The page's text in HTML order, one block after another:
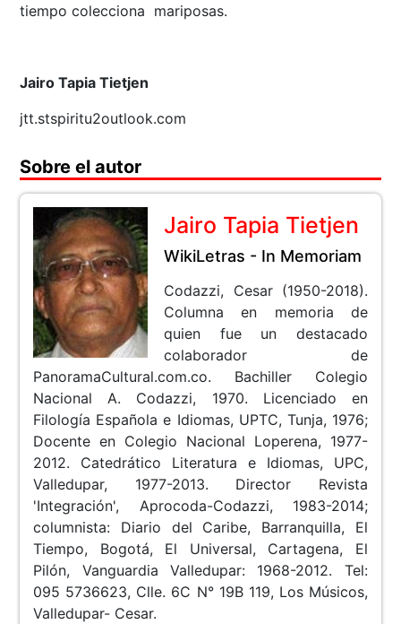
tiempo colecciona mariposas.
Jairo Tapia Tietjen
jtt.stspiritu2outlook.com
Sobre el autor
Jairo Tapia Tietjen
WikiLetras - In Memoriam
Codazzi, Cesar (1950-2018).
Columna en memoria de
quien fue un destacado
colaborador de
PanoramaCultural.com.co. Bachiller Colegio
Nacional A. Codazzi, 1970. Licenciado en
Filología Española e Idiomas, UPTC, Tunja, 1976;
Docente en Colegio Nacional Loperena, 1977-
2012. Catedrático Literatura e Idiomas, UPC,
Valledupar, 1977-2013. Director Revista
'Integración', Aprocoda-Codazzi, 1983-2014;
columnista: Diario del Caribe, Barranquilla, El
Tiempo, Bogotá, El Universal, Cartagena, El
Pilón, Vanguardia Valledupar: 1968-2012. Tel:
095 5736623, Clle. 6C N° 19B 119, Los Músicos,
Valledupar- Cesar.